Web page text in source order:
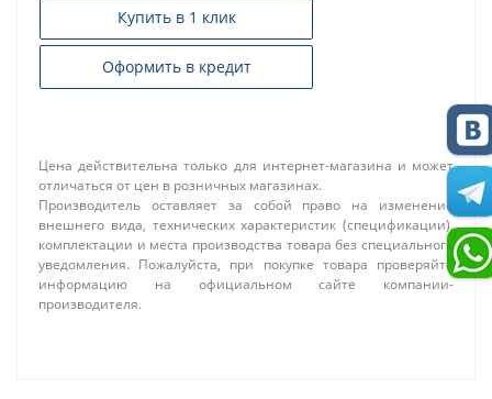
Купить в 1 клик
Оформить в кредит
Цена действительна только для интернет-магазина и может
отличаться от цен в розничных магазинах.
Производитель оставляет за собой право на изменение
внешнего вида, технических характеристик (спецификации),
комплектации и места производства товара без специального
уведомления. Пожалуйста, при покупке товара проверяйте
информацию на официальном сайте компании-
производителя.